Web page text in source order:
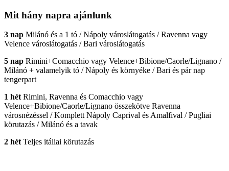
Mit hány napra ajánlunk
3 nap Milánó és a 1 tó / Nápoly városlátogatás / Ravenna vagy
Velence városlátogatás / Bari városlátogatás
5 nap Rimini+Comacchio vagy Velence+Bibione/Caorle/Lignano /
Milánó + valamelyik tó / Nápoly és környéke / Bari és pár nap
tengerpart
1 hét Rimini, Ravenna és Comacchio vagy
Velence+Bibione/Caorle/Lignano összekötve Ravenna
városnézéssel / Komplett Nápoly Caprival és Amalfival / Pugliai
körutazás / Milánó és a tavak
2 hét Teljes itáliai körutazás